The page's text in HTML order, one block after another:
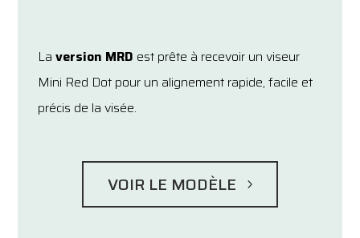
Laversion MRD est prête à recevoir un viseur
Mini Red Dot pour un alignement rapide, facile et
précis de la visée.
VOIR LE MODÈLE